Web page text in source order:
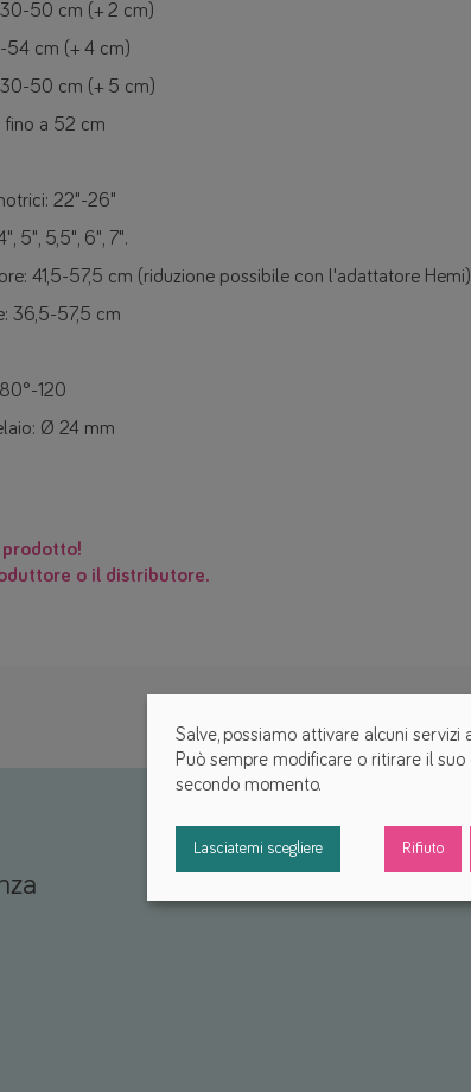
30-50 cm (+ 2 cm)
54 cm (+ 4 cm)
50 cm (+ 5 cm)
fino a 52 cm
22"-26"
5", 5,5", 6", 7".
41,5-57,5 cm (riduzione possibile con l'adattatore Hemi)
36,5-57,5 cm
120
Ø 24 mm
prodotto!
o il distributore.
Salve, possiamo attivare alcuni servizi
Può sempre modificare o ritirare il suo
secondo momento.
Lasciatemi scegliere Rifiuto